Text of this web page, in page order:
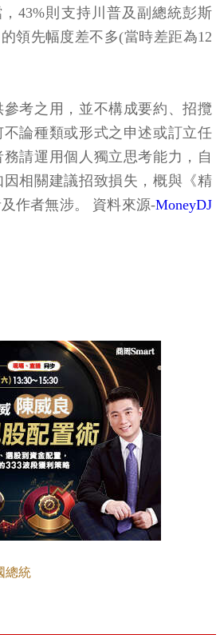
43%則支持川普及副總統彭斯
領先幅度差不多(當時差距為12
參考之用，並不構成要約、招攬
論種類或形式之申述或訂立任
請運用個人獨立思考能力，自
相關建議招致損失，概與《精
作者無涉。 資料來源-MoneyDJ
總統